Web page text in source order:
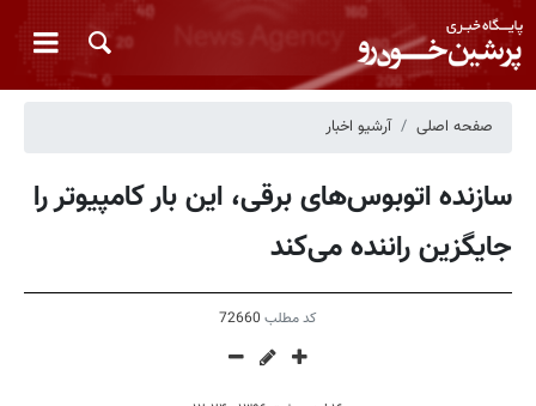
صفحه اصلی آرشیو اخبار
سازنده اتوبوس‌های برقی، این بار کامپیوتر را
جایگزین راننده می‌کند
کد مطلب 72660